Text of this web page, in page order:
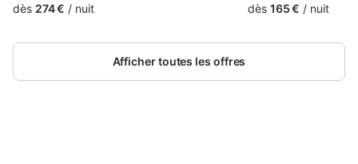
dans un écrin de nature préservée offrant
environnantes. Cette magnifique
résidence allie calme et tranquillité, tout
dès 274 € / nuit
from Papal Palace,
et jaccuzi offers a
dès 165 € / nuit
Afficher toutes les offres